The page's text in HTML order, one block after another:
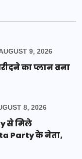
9, 2026
का प्लान बना
8, 2026
से मिले
Party के नेता,